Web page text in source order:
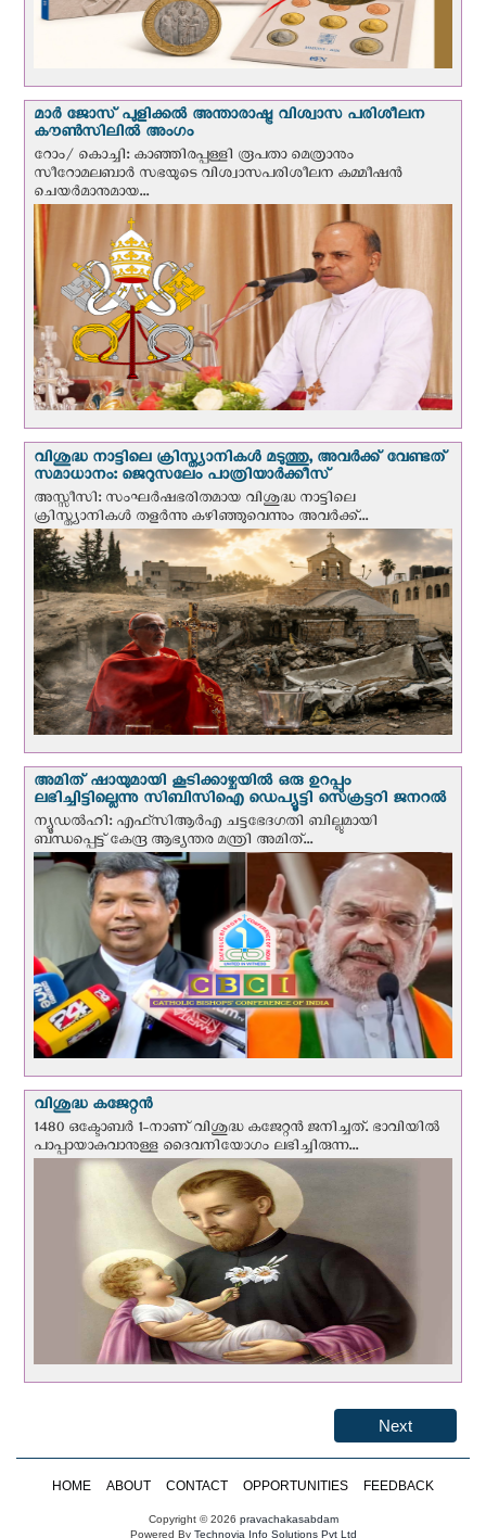
മാർ ജോസ് പുളിക്കൽ അന്താരാഷ്ട്ര വിശ്വാസ പരിശീലന
കൗൺസിലിൽ അംഗം
റോം/ കൊച്ചി: കാഞ്ഞിരപ്പള്ളി രൂപതാ മെത്രാനും
സീറോമലബാർ സഭയുടെ വിശ്വാസപരിശീലന കമ്മീഷൻ
ചെയർമാനുമായ...
വിശുദ്ധ നാട്ടിലെ ക്രിസ്ത്യാനികൾ മടുത്തു, അവർക്ക് വേണ്ടത്
സമാധാനം: ജെറുസലേം പാത്രിയാര്‍ക്കീസ്
അസ്സീസി: സംഘര്‍ഷഭരിതമായ വിശുദ്ധ നാട്ടിലെ
ക്രിസ്ത്യാനികൾ തളര്‍ന്നു കഴിഞ്ഞുവെന്നും അവർക്ക്...
അമിത് ഷായുമായി കൂടിക്കാഴ്ചയില്‍ ഒരു ഉറപ്പും
ലഭിച്ചിട്ടില്ലെന്നു സിബിസിഐ ഡെപ്യൂട്ടി സെക്രട്ടറി ജനറല്‍
ന്യൂഡല്‍ഹി: എഫ്‌സിആര്‍എ ചട്ടഭേദഗതി ബില്ലുമായി
ബന്ധപ്പെട്ട് കേന്ദ്ര ആഭ്യന്തര മന്ത്രി അമിത്...
വിശുദ്ധ കജേറ്റന്‍
1480 ഒക്ടോബര്‍ 1-നാണ് വിശുദ്ധ കജേറ്റന്‍ ജനിച്ചത്. ഭാവിയില്‍
പാപ്പായാകുവാനുള്ള ദൈവനിയോഗം ലഭിച്ചിരുന്ന...
Next
HOME ABOUT CONTACT OPPORTUNITIES FEEDBACK
Copyright © 2026 pravachakasabdam
Powered ByTechnovia Info Solutions Pvt Ltd